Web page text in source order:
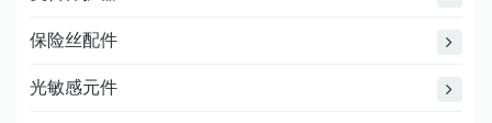
保险丝配件
光敏感元件